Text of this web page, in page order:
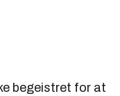
begeistret for at